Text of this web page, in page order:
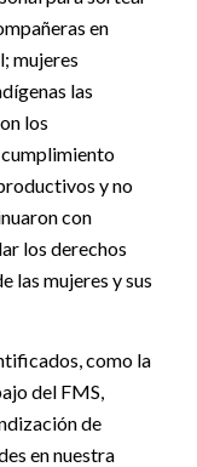
en
mujeres
las
los
y no
con
los derechos
las mujeres y sus
como la
del FMS,
de
en nuestra